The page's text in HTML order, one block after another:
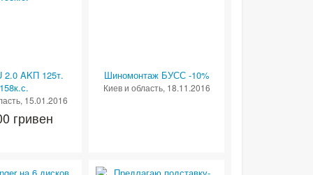
2.0 AKП 125т.
158к.с.
, 15.01.2016
гривен
Шиномонтаж БУСС -10%
Киев и область, 18.11.2016